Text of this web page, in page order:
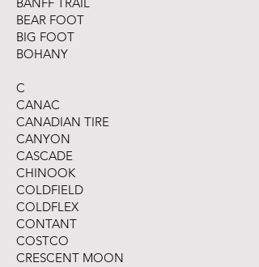
BANFF TRAIL
BEAR FOOT
BIG FOOT
BOHANY
C
CANAC
CANADIAN TIRE
CANYON
CASCADE
CHINOOK
COLDFIELD
COLDFLEX
CONTANT
COSTCO
CRESCENT MOON